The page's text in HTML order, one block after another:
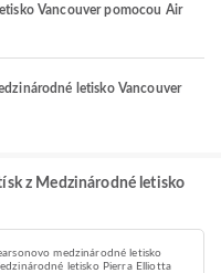
Vancouver pomocou Air
letisko Vancouver
z Medzinárodné letisko
medzinárodné letisko
letisko Pierra Elliotta